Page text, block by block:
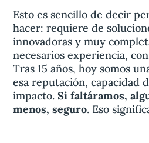
Esto es sencillo de decir
hacer: requiere de
innovadoras y muy
necesarios experiencia,
Tras 15 años, hoy somos
esa reputación, capacidad
impacto.Si faltáramos,
menos, seguro. Eso